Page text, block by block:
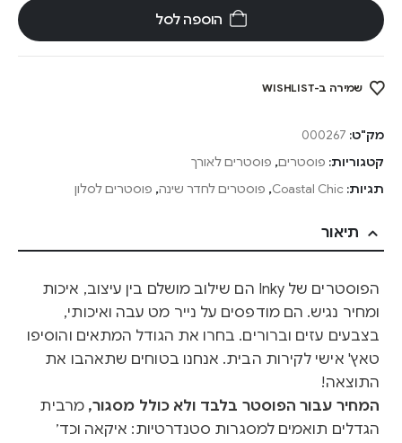
הוספה לסל
שמירה ב-WISHLIST
מק"ט: 000267
קטגוריות: פוסטרים, פוסטרים לאורך
תגיות: Coastal Chic
, פוסטרים לחדר שינה, פוסטרים לסלון
תיאור
הפוסטרים של Inky הם שילוב מושלם בין עיצוב, איכות
ומחיר נגיש. הם מודפסים על נייר מט עבה ואיכותי,
בצבעים עזים וברורים. בחרו את הגודל המתאים והוסיפו
טאץ' אישי לקירות הבית. אנחנו בטוחים שתאהבו את
התוצאה!
המחיר עבור הפוסטר בלבד ולא כולל מסגור, מרבית
הגדלים תואמים למסגרות סטנדרטיות: איקאה וכד׳